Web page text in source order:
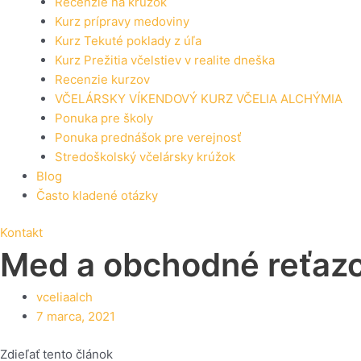
Kurz prípravy medoviny
Kurz Tekuté poklady z úľa
Kurz Prežitia včelstiev v realite dneška
Recenzie kurzov
VČELÁRSKY VÍKENDOVÝ KURZ VČELIA ALCHÝMIA
Ponuka pre školy
Ponuka prednášok pre verejnosť
Stredoškolský včelársky krúžok
Blog
Často kladené otázky
Kontakt
Med a obchodné
vceliaalch
7 marca, 2021
Zdieľať tento článok